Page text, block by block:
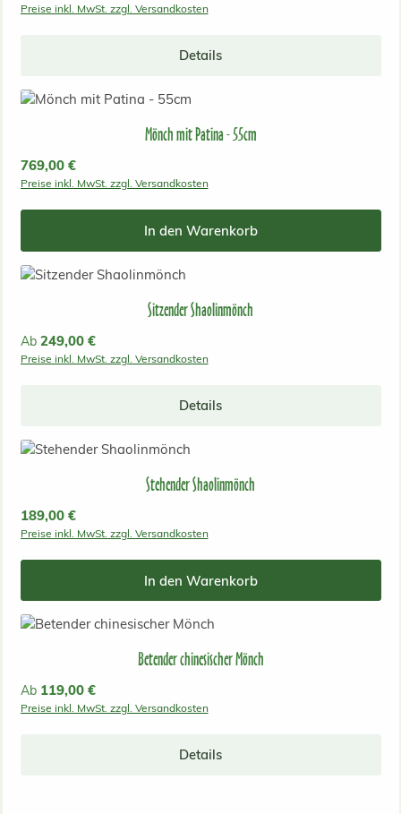
Preise inkl. MwSt. zzgl. Versandkosten
Details
Mönch mit Patina - 55cm
Regulärer Preis:
769,00 €
Preise inkl. MwSt. zzgl. Versandkosten
In den Warenkorb
Sitzender Shaolinmönch
Regulärer Preis:
Ab 249,00 €
Preise inkl. MwSt. zzgl. Versandkosten
Details
Stehender Shaolinmönch
Regulärer Preis:
189,00 €
Preise inkl. MwSt. zzgl. Versandkosten
In den Warenkorb
Betender chinesischer Mönch
Regulärer Preis:
Ab 119,00 €
Preise inkl. MwSt. zzgl. Versandkosten
Details